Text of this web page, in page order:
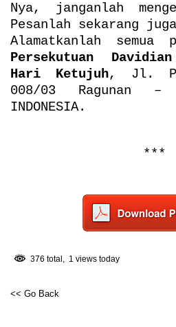
Nya, janganlah
Pesanlah sekarang
Alamatkanlah semua
Persekutuan
Hari Ketujuh, Jl.
008/03 Ragunan –
INDONESIA.
***
376 total, 1 views today
<< Go Back